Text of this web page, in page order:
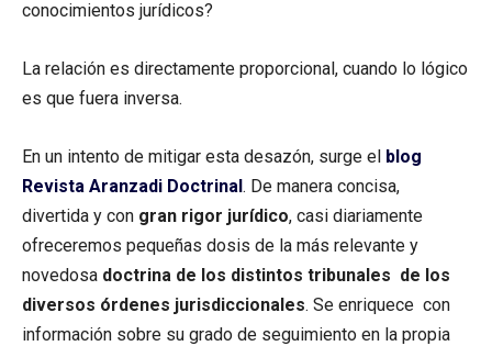
conocimientos jurídicos?
La relación es directamente proporcional, cuando lo lógico
es que fuera inversa.
En un intento de mitigar esta desazón, surge el blog
Revista Aranzadi Doctrinal. De manera concisa,
divertida y con gran rigor jurídico, casi diariamente
ofreceremos pequeñas dosis de la más relevante y
novedosa doctrina de los distintos tribunales de los
diversos órdenes jurisdiccionales. Se enriquece con
información sobre su grado de seguimiento en la propia